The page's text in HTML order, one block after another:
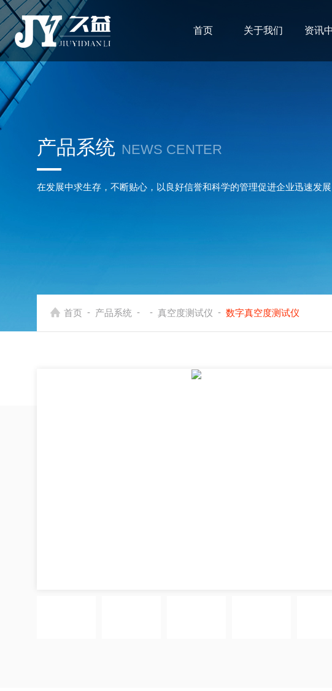
首页 关于我们 资讯
产品系统 NEWS CENTER
在发展中求生存，不断贴心，以良好信誉和科学的管理促进企业迅速发展
首页 - 产品系统 - - 真空度测试仪 - 数字真空度测试仪